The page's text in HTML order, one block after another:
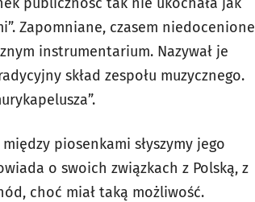
Zapomniane, czasem niedocenione
instrumentarium. Nazywał je
skład zespołu muzycznego.
piosenkami słyszymy jego
o swoich związkach z Polską, z
choć miał taką możliwość.